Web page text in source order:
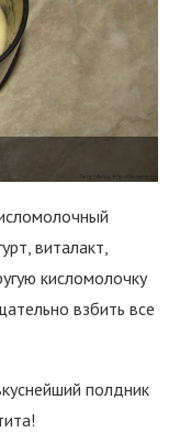
виталакт,
кисломолочку
взбить все
полдник